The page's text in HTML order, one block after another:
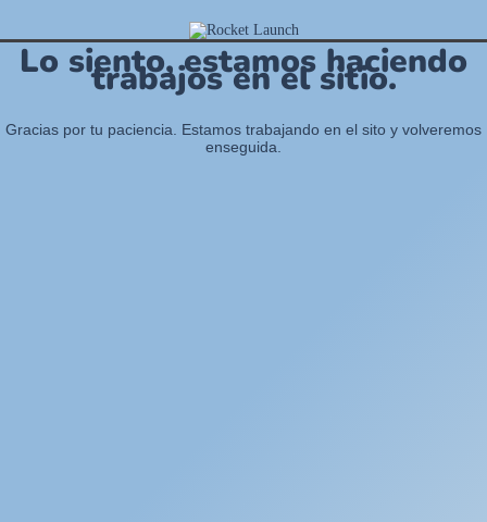
Lo siento, estamos haciendo
trabajos en el sitio.
Gracias por tu paciencia. Estamos trabajando en el sito y volveremos
enseguida.